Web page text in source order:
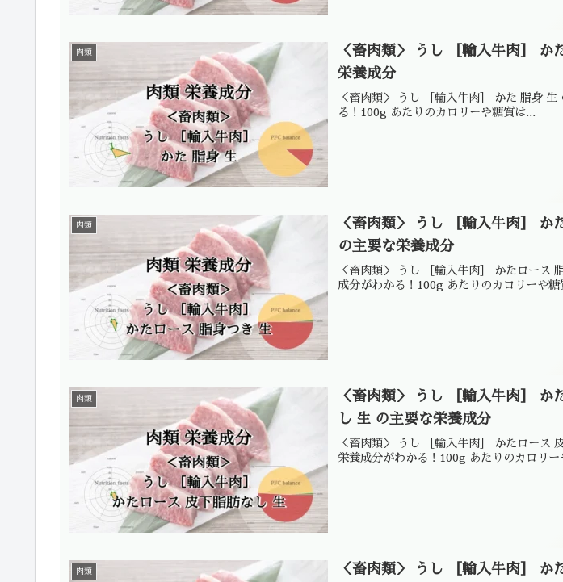
肉類
＜畜肉類＞ うし ［輸入牛肉］ か
栄養成分
＜畜肉類＞ うし ［輸入牛肉］ かた 脂身
る！100g あたりのカロリーや糖質は...
肉類
＜畜肉類＞ うし ［輸入牛肉］ か
の主要な栄養成分
＜畜肉類＞ うし ［輸入牛肉］ かたロース
成分がわかる！100g あたりのカロリーや糖
肉類
＜畜肉類＞ うし ［輸入牛肉］ か
し 生 の主要な栄養成分
＜畜肉類＞ うし ［輸入牛肉］ かたロース
栄養成分がわかる！100g あたりのカロリー
肉類
＜畜肉類＞ うし ［輸入牛肉］ か